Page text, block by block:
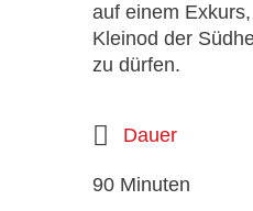
auf einem
Kleinod der
zu dürfen.
Dauer
90 Minuten